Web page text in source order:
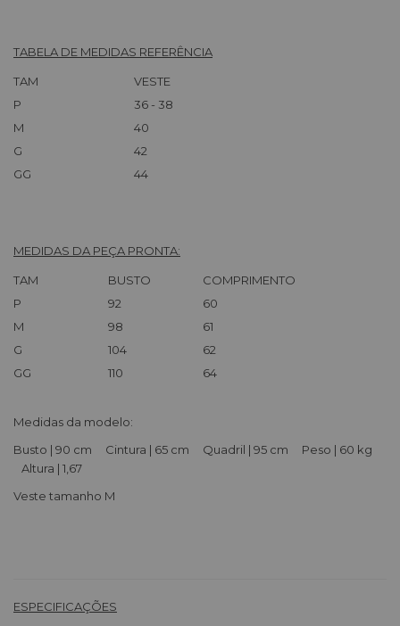
TABELA DE MEDIDAS REFERÊNCIA
TAM
VESTE
P
36 - 38
M
40
G
42
GG
44
MEDIDAS DA PEÇA PRONTA:
TAM BUSTO
COMPRIMENTO
P
92
60
M
98
61
G
104
62
GG
110 64
Medidas da modelo:
Busto | 90 cm Cintura | 65 cm Quadril | 95 cm Peso | 60 kg
Altura | 1,67
Veste tamanho M
ESPECIFICAÇÕES